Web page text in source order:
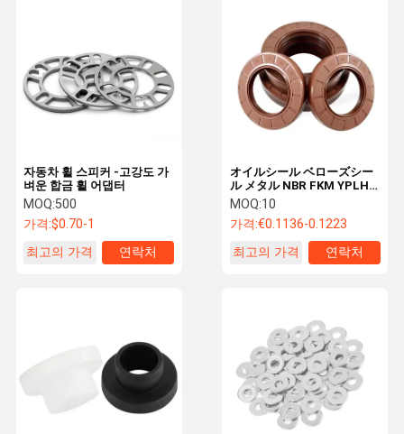
オイルシール ベローズシー
ル メタル NBR FKM YPLH
TB TB2 TC4 DC SC TC
MOQ:10
가격:€0.1136-0.1223
최고의 가격
연락처
자동차 휠 스피커 -고강도 가
벼운 합금 휠 어댑터
MOQ:500
가격:$0.70-1
최고의 가격
연락처